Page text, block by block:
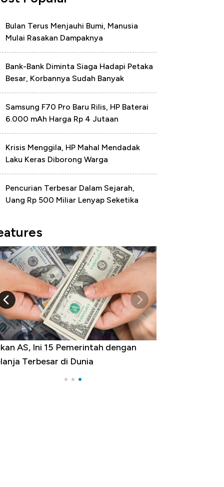
Bulan Terus Menjauhi Bumi, Manusia
Mulai Rasakan Dampaknya
Bank-Bank Diminta Siaga Hadapi Petaka
Besar, Korbannya Sudah Banyak
Samsung F70 Pro Baru Rilis, HP Baterai
6.000 mAh Harga Rp 4 Jutaan
Krisis Menggila, HP Mahal Mendadak
Laku Keras Diborong Warga
Pencurian Terbesar Dalam Sejarah,
Uang Rp 500 Miliar Lenyap Seketika
AS, Ini 15 Pemerintah dengan
Terbesar di Dunia